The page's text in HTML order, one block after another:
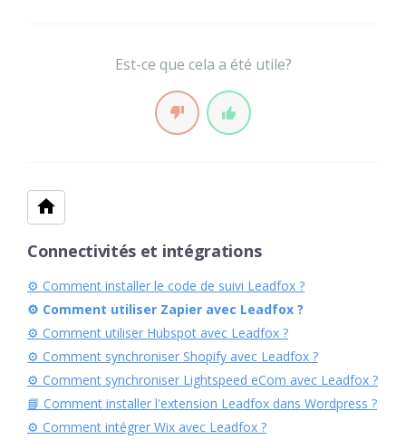
Est-ce que cela a été utile?
Connectivités et intégrations
⚙︎ Comment installer le code de suivi Leadfox ?
⚙︎ Comment utiliser Zapier avec Leadfox ?
⚙︎ Comment utiliser Hubspot avec Leadfox ?
⚙︎ Comment synchroniser Shopify avec Leadfox ?
⚙︎ Comment synchroniser Lightspeed eCom avec Leadfox ?
📘 Comment installer l'extension Leadfox dans Wordpress ?
⚙︎ Comment intégrer Wix avec Leadfox ?